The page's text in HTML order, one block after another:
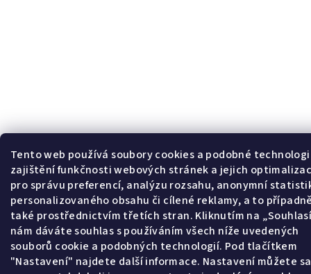
Tento web používá soubory cookies a podobné
zajištění funkčnosti webových stránek a jejich
pro správu preferencí, analýzu rozsahu, anonymní
personalizovaného obsahu či cílené reklamy, a to
také prostřednictvím třetích stran. Kliknutím na
nám dáváte souhlas s používáním všech níže uvedených
souborů cookie a podobných technologií. Pod tlačítkem
"Nastavení" najdete další informace. Nastavení můžete